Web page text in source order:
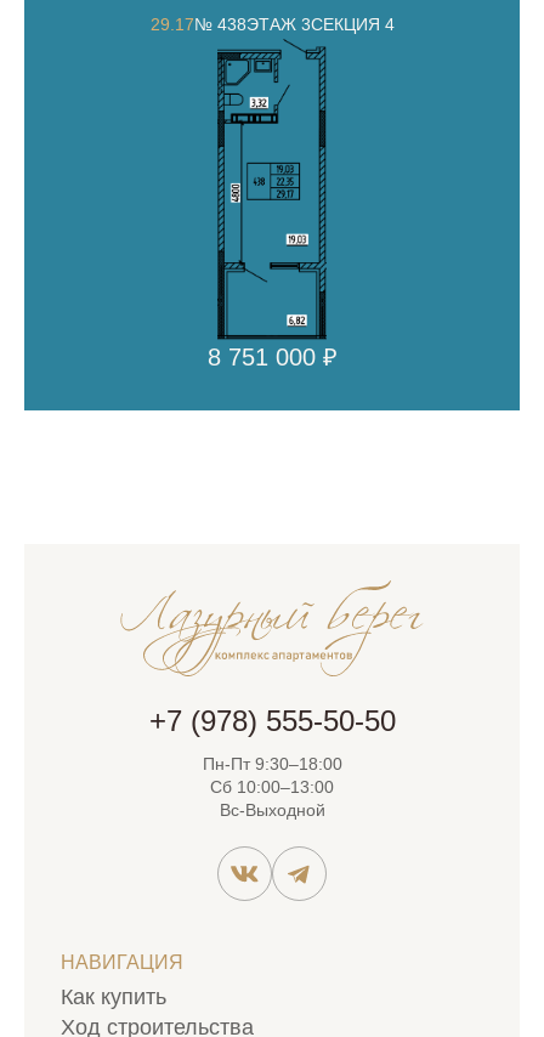
29.17№ 438ЭТАЖ 3СЕКЦИЯ 4
8 751 000 ₽
НАВИГАЦИЯ
Как купить
Ход строительства
+7 (978) 555-50-50
Пн-Пт 9:30–18:00
Сб 10:00–13:00
Вс-Выходной